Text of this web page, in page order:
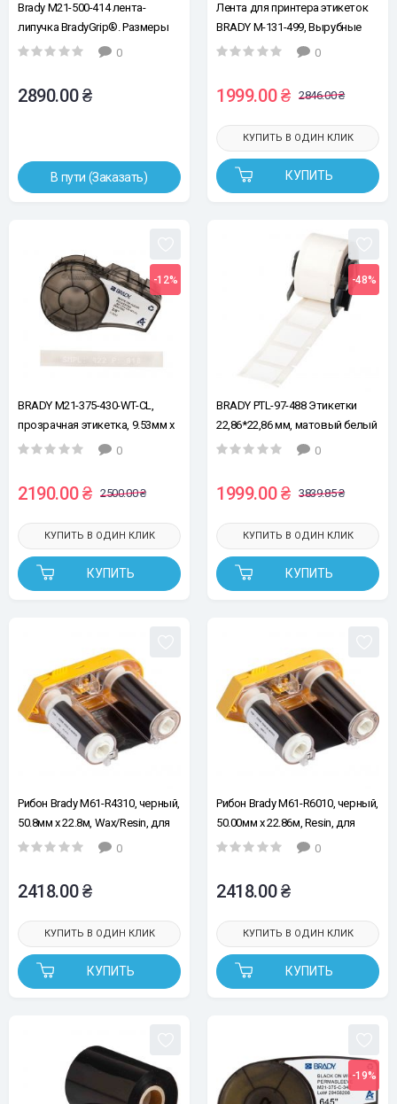
Brady M21-500-414 лента-
липучка BradyGrip®. Размеры
ленты: 12,7 мм х 3,05 м. Цвет
0
2890.00 ₴
В пути (Заказать)
Лента для принтера этикеток
BRADY M-131-499, Вырубные
этикетки. Маркировка - общая,
Этикетка: 25,40 x 12,70 мм.
Маркировка: черным на белом
0
1999.00 ₴ 2846.00 ₴
КУПИТЬ
КУПИТЬ В ОДИН КЛИК
-12%
BRADY M21-375-430-WT-CL,
прозрачная этикетка, 9.53мм х
6.4м, белым на прозрачном,
0
2190.00 ₴ 2500.00 ₴
КУПИТЬ
КУПИТЬ В ОДИН КЛИК
-48%
BRADY PTL-97-488 Этикетки
22,86*22,86 мм, матовый белый
полиэстер, рул.250 шт, для
BMP71. (снято с производства,
аналогичные свойства - M6-97-
488)
0
1999.00 ₴ 3839.85 ₴
КУПИТЬ
КУПИТЬ В ОДИН КЛИК
Рибон Brady M61-R4310, черный,
50.8мм х 22.8м, Wax/Resin, для
принтеров Brady M611, M610,
0
2418.00 ₴
КУПИТЬ
КУПИТЬ В ОДИН КЛИК
Рибон Brady M61-R6010, черный,
50.00мм х 22.86м, Resin, для
принтеров Brady BMP61, M610,
0
2418.00 ₴
КУПИТЬ
КУПИТЬ В ОДИН КЛИК
-19%